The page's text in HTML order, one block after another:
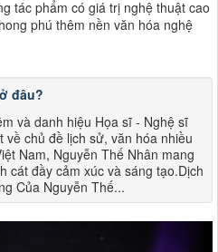
tác phẩm có giá trị nghệ thuật cao
phú thêm nền văn hóa nghệ
đâu?
và danh hiệu Họa sĩ - Nghệ sĩ
chủ đề lịch sử, văn hóa nhiều
Nam, Nguyễn Thế Nhân mang
cát đầy cảm xúc và sáng tạo.Dịch
Của Nguyễn Thế...